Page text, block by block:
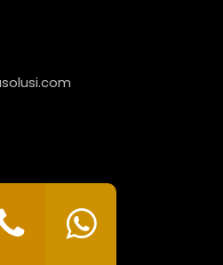
Jaya Solusi